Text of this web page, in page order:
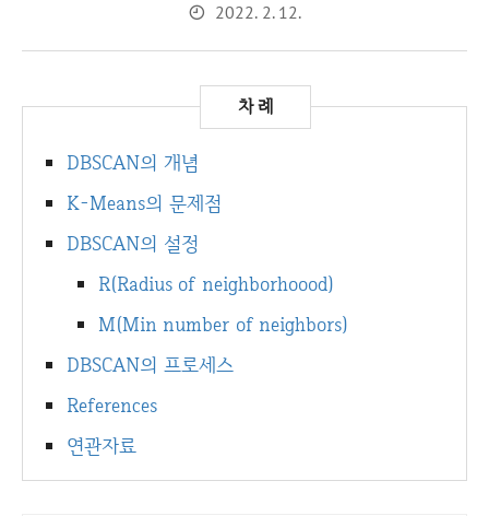
2022. 2. 12.
DBSCAN의 개념
K-Means의 문제점
DBSCAN의 설정
R(Radius of neighborhoood)
M(Min number of neighbors)
DBSCAN의 프로세스
References
연관자료